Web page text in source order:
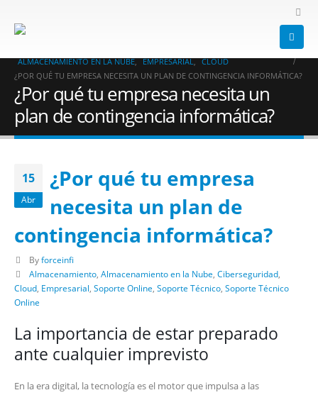
CIBERSEGURIDAD
ALMACENAMIENTO EN LA NUBE, EMPRESARIAL, CLOUD
¿POR QUÉ TU EMPRESA NECESITA UN PLAN DE CONTINGENCIA INFORMÁTICA?
¿Por qué tu empresa necesita un
plan de contingencia informática?
15
Abr
¿Por qué tu empresa
necesita un plan de
contingencia informática?
By forceinfi
Almacenamiento, Almacenamiento en la Nube Ciberseguridad,
Cloud Empresarial Soporte Online Soporte Técnico Soporte Técnico
Online
La importancia de estar preparado
ante cualquier imprevisto
En la era digital, la tecnología es el motor que impulsa a las